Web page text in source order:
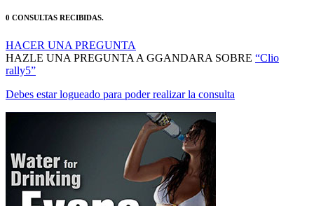
0 CONSULTAS RECIBIDAS.
HACER UNA PREGUNTA
HAZLE UNA PREGUNTA A GGANDARA SOBRE “Clio
rally5”
Debes estar logueado para poder realizar la consulta